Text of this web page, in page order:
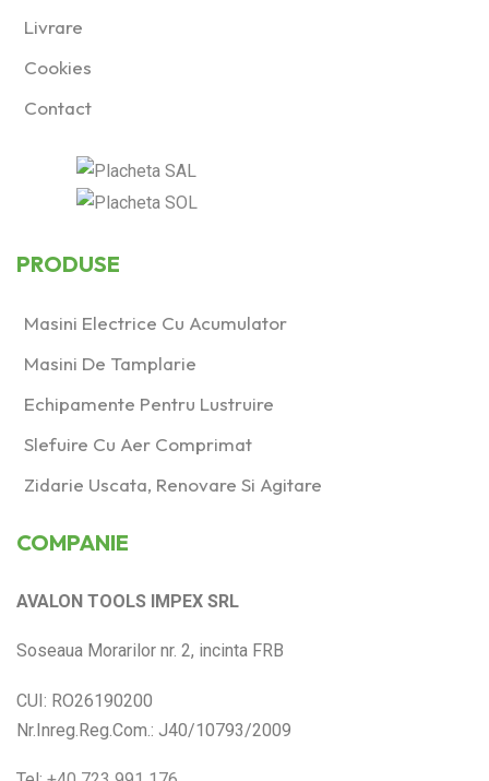
Livrare
Cookies
Contact
PRODUSE
Masini Electrice Cu Acumulator
Masini De Tamplarie
Echipamente Pentru Lustruire
Slefuire Cu Aer Comprimat
Zidarie Uscata, Renovare Si Agitare
COMPANIE
AVALON TOOLS IMPEX SRL
Soseaua Morarilor nr. 2, incinta FRB
CUI: RO26190200
Nr.Inreg.Reg.Com.: J40/10793/2009